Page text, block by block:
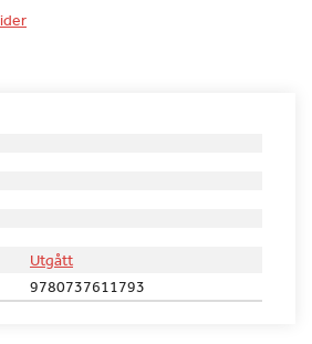
Utgått
9780737611793